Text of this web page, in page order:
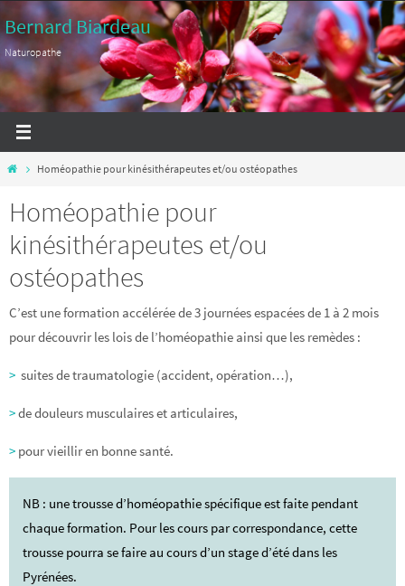
Passer
vers
le
contenu
Bernard Biardeau
Naturopathe
HomeHoméopathie pour kinésithérapeutes et/ou ostéopathes
Homéopathie pour
kinésithérapeutes et/ou
ostéopathes
C’est une formation accélérée de 3 journées espacées de 1 à 2 mois
pour découvrir les lois de l’homéopathie ainsi que les remèdes :
> suites de traumatologie (accident, opération…),
>de douleurs musculaires et articulaires,
> pour vieillir en bonne santé.
NB : une trousse d’homéopathie spécifique est faite pendant
chaque formation. Pour les cours par correspondance, cette
trousse pourra se faire au cours d’un stage d’été dans les
Pyrénées.